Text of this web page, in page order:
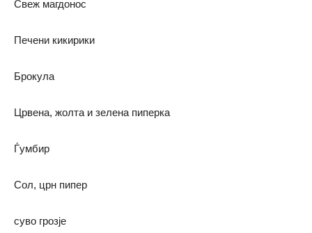
Свеж магдонос
Печени кикирики
Брокула
Црвена, жолта и зелена пиперка
Ѓумбир
Сол, црн пипер
суво грозје